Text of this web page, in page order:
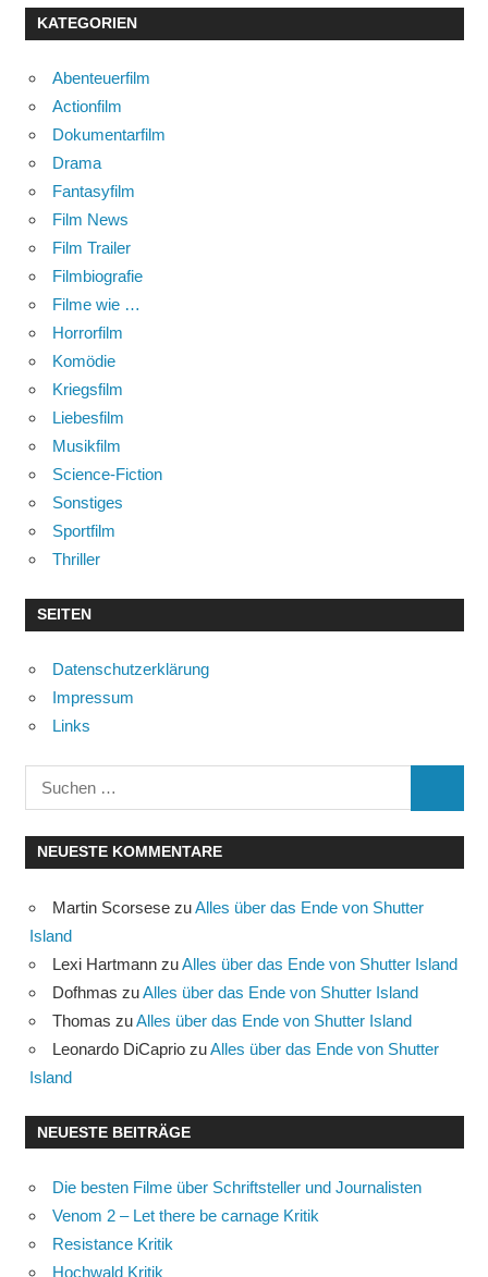
KATEGORIEN
Abenteuerfilm
Actionfilm
Dokumentarfilm
Drama
Fantasyfilm
Film News
Film Trailer
Filmbiografie
Filme wie …
Horrorfilm
Komödie
Kriegsfilm
Liebesfilm
Musikfilm
Science-Fiction
Sonstiges
Sportfilm
Thriller
SEITEN
Datenschutzerklärung
Impressum
Links
Suchen
nach:
NEUESTE KOMMENTARE
Martin Scorsese zuAlles über das Ende von Shutter
Island
Lexi Hartmann zuAlles über das Ende von Shutter Island
Dofhmas zuAlles über das Ende von Shutter Island
Thomas zuAlles über das Ende von Shutter Island
Leonardo DiCaprio zuAlles über das Ende von Shutter
Island
NEUESTE BEITRÄGE
Die besten Filme über Schriftsteller und Journalisten
Venom 2 – Let there be carnage Kritik
Resistance Kritik
Hochwald Kritik